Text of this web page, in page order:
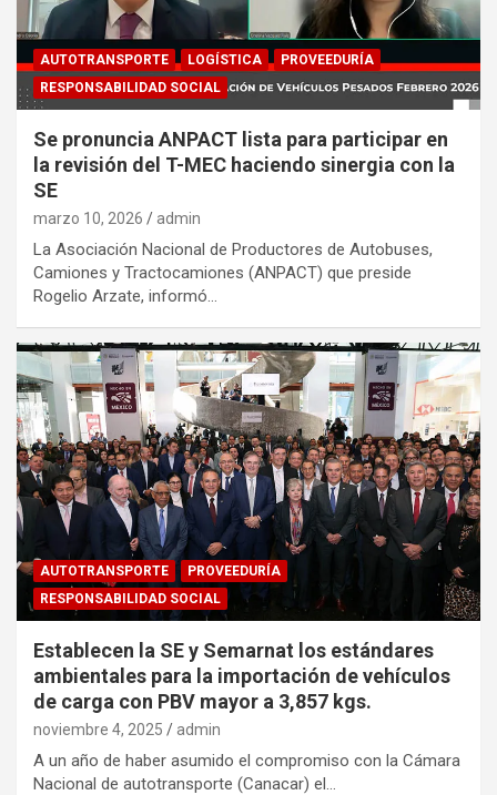
AUTOTRANSPORTE LOGÍSTICA
PROVEEDURÍA
RESPONSABILIDAD SOCIAL
Se pronuncia ANPACT lista para participar en
la revisión del T-MEC haciendo sinergia con la
SE
marzo 10, 2026 admin
La Asociación Nacional de Productores de Autobuses,
Camiones y Tractocamiones (ANPACT) que preside
Rogelio Arzate, informó…
AUTOTRANSPORTE
PROVEEDURÍA
RESPONSABILIDAD SOCIAL
Establecen la SE y Semarnat los estándares
ambientales para la importación de vehículos
de carga con PBV mayor a 3,857 kgs.
noviembre 4, 2025 admin
A un año de haber asumido el compromiso con la Cámara
Nacional de autotransporte (Canacar) el…